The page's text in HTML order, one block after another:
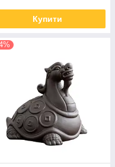
Купити